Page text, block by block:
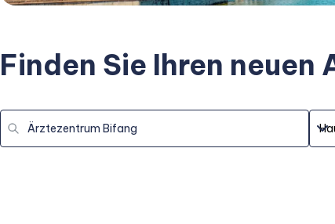
Finden Sie Ihren